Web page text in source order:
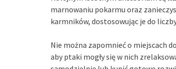
marnowaniu pokarmu oraz
karmników, dostosowując je do
Nie można zapomnieć o miejscach
aby ptaki mogły się w nich